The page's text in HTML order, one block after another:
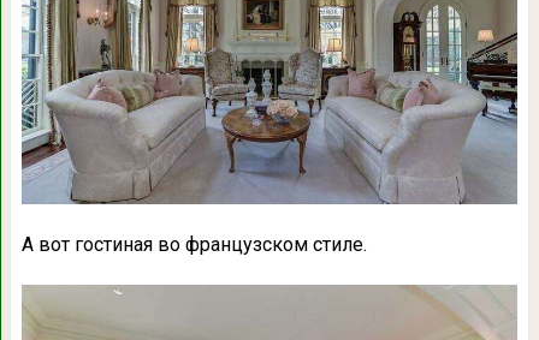
А вот гостиная во французском стиле.